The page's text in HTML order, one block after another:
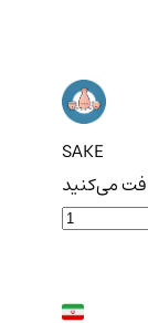
SAKE
می‌کنید